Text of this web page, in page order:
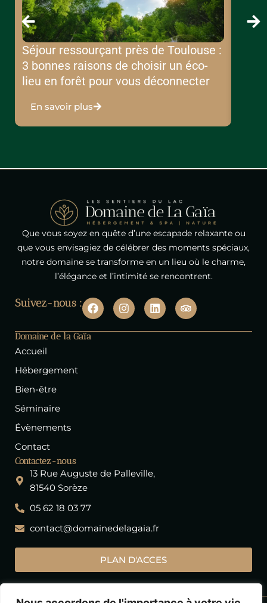
Séjour ressourçant près de Toulouse :
3 bonnes raisons de choisir un éco-
lieu en forêt pour vous déconnecter
En savoir plus
Que vous soyez en quête d’une escapade relaxante ou
que vous envisagiez de célébrer des moments spéciaux,
notre domaine se transforme en un lieu où le charme,
l’élégance et l’intimité se rencontrent.
Suivez-nous :
F
a
e
I
n
t
L
i
k
T
r
p
Domaine de la Gaïa
Accueil
Hébergement
Bien-être
Séminaire
Évènements
Contact
Contactez-nous
13 Rue Auguste de Palleville,
81540 Sorèze
05 62 18 03 77
contact@domainedelagaia.fr
PLAN D'ACCES